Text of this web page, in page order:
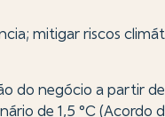
mitigar riscos
do negócio a partir
de 1,5 °C (Acordo